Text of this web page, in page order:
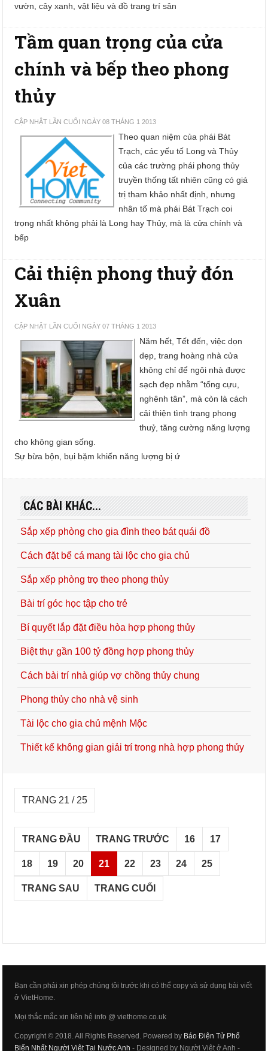
vườn, cây xanh, vật liệu và đồ trang trí sân
Tầm quan trọng của cửa
chính và bếp theo phong
thủy
CẬP NHẬT LẦN CUỐI NGÀY 08 THÁNG 1 2013
Theo quan niệm của phái Bát
Trạch, các yếu tố Long và Thủy
của các trường phái phong thủy
truyền thống tất nhiên cũng có giá
trị tham khảo nhất định, nhưng
nhân tố mà phái Bát Trạch coi
trọng nhất không phải là Long hay Thủy, mà là cửa chính và
bếp
Cải thiện phong thuỷ đón
Xuân
CẬP NHẬT LẦN CUỐI NGÀY 07 THÁNG 1 2013
Năm hết, Tết đến, việc dọn
dẹp, trang hoàng nhà cửa
không chỉ để ngôi nhà được
sạch đẹp nhằm “tống cựu,
nghênh tân”, mà còn là cách
cải thiện tình trạng phong
thuỷ, tăng cường năng lượng
cho không gian sống.
Sự bừa bộn, bụi bặm khiến năng lượng bị ứ
CÁC BÀI KHÁC...
Sắp xếp phòng cho gia đình theo bát quái đồ
Cách đặt bể cá mang tài lộc cho gia chủ
Sắp xếp phòng trọ theo phong thủy
Bài trí góc học tập cho trẻ
Bí quyết lắp đặt điều hòa hợp phong thủy
Biệt thự gần 100 tỷ đồng hợp phong thủy
Cách bài trí nhà giúp vợ chồng thủy chung
Phong thủy cho nhà vệ sinh
Tài lộc cho gia chủ mệnh Mộc
Thiết kế không gian giải trí trong nhà hợp phong thủy
TRANG 21 / 25
TRANG ĐẦU TRANG TRƯỚC 16 17
18 19 20 21 22 23 24 25
TRANG SAU TRANG CUỐI
Bạn cần phải xin phép chúng tôi trước khi có thể copy và sử dụng bài viết
ở VietHome.
Mọi thắc mắc xin liên hệ info @ viethome.co.uk
Copyright © 2018. All Rights Reserved. Powered by Báo Điện Tử Phổ
Biến Nhất Người Việt Tại Nước Anh - Designed by Người Việt ở Anh -